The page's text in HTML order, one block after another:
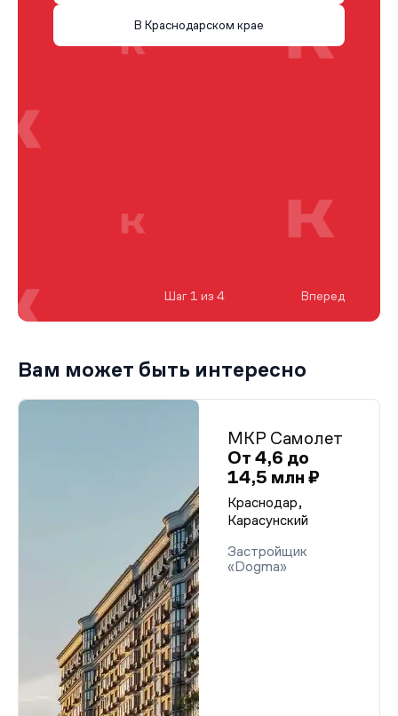
В Краснодарском крае
Шаг 1 из 4 Вперед
Вам может быть интересно
МКР Самолет
От 4,6 до
14,5 млн ₽
Краснодар,
Карасунский
Застройщик
«Dogma»